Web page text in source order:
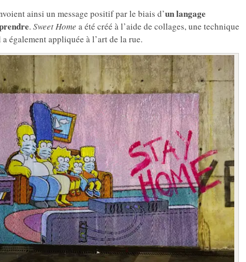
ainsi un message positif par le biais d’un langage
. Sweet Home a été créé à l’aide de collages, une technique
également appliquée à l’art de la rue.